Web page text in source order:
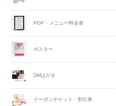
POP・メニュー料金表
ポスター
DMはがき
クーポンチケット・割引券